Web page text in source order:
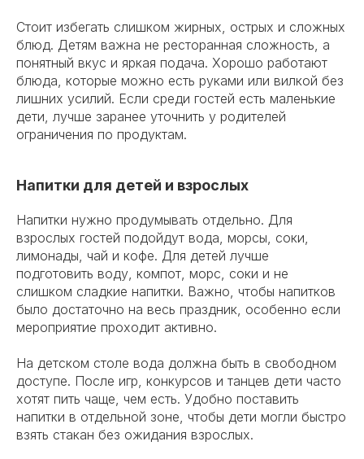
Стоит избегать слишком жирных, острых и сложных
блюд. Детям важна не ресторанная сложность, а
понятный вкус и яркая подача. Хорошо работают
блюда, которые можно есть руками или вилкой без
лишних усилий. Если среди гостей есть маленькие
дети, лучше заранее уточнить у родителей
ограничения по продуктам.
Напитки для детей и взрослых
Напитки нужно продумывать отдельно. Для
взрослых гостей подойдут вода, морсы, соки,
лимонады, чай и кофе. Для детей лучше
подготовить воду, компот, морс, соки и не
слишком сладкие напитки. Важно, чтобы напитков
было достаточно на весь праздник, особенно если
мероприятие проходит активно.
На детском столе вода должна быть в свободном
доступе. После игр, конкурсов и танцев дети часто
хотят пить чаще, чем есть. Удобно поставить
напитки в отдельной зоне, чтобы дети могли быстро
взять стакан без ожидания взрослых.